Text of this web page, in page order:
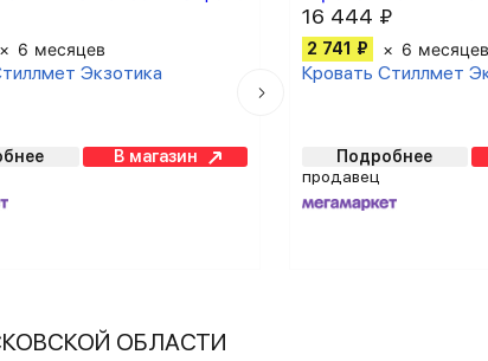
6 месяцев
Экзотика
В магазин
16 444 ₽
2 741 ₽ 6 месяцев
Кровать Стиллмет
Подробнее
продавец
ОБЛАСТИ